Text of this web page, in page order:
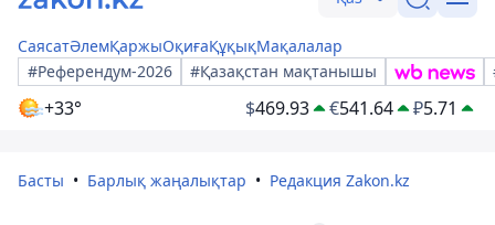
СаясатӘлемҚаржыОқиғаҚұқықМақалалар
#Референдум-2026
#Қазақстан мақтанышы
+33° $469.93 €541.64 ₽5.71
Басты Барлық жаңалықтар Редакция Zakon.kz